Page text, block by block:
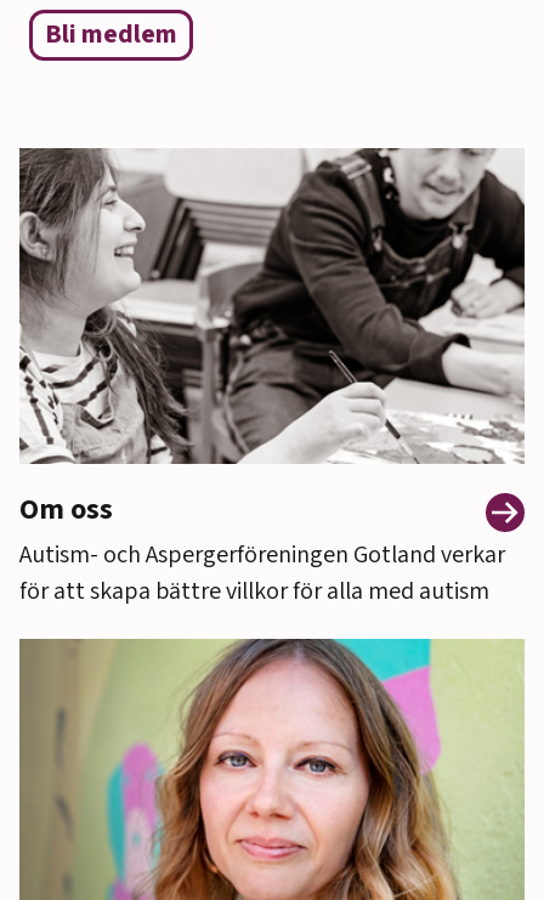
Bli medlem
Om oss
Autism- och Aspergerföreningen Gotland verkar
för att skapa bättre villkor för alla med autism